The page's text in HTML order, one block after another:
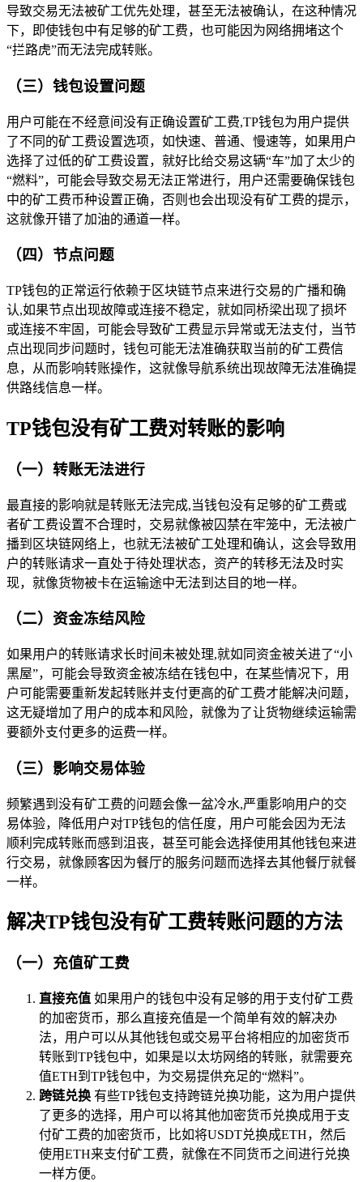
导致交易无法被矿工优先处理，甚至无法被确认，在这种情况
下，即使钱包中有足够的矿工费，也可能因为网络拥堵这个
“拦路虎”而无法完成转账。
（三）钱包设置问题
用户可能在不经意间没有正确设置矿工费,TP钱包为用户提供
了不同的矿工费设置选项，如快速、普通、慢速等，如果用户
选择了过低的矿工费设置，就好比给交易这辆“车”加了太少的
“燃料”，可能会导致交易无法正常进行，用户还需要确保钱包
中的矿工费币种设置正确，否则也会出现没有矿工费的提示，
这就像开错了加油的通道一样。
（四）节点问题
TP钱包的正常运行依赖于区块链节点来进行交易的广播和确
认,如果节点出现故障或连接不稳定，就如同桥梁出现了损坏
或连接不牢固，可能会导致矿工费显示异常或无法支付，当节
点出现同步问题时，钱包可能无法准确获取当前的矿工费信
息，从而影响转账操作，这就像导航系统出现故障无法准确提
供路线信息一样。
TP钱包没有矿工费对转账的影响
（一）转账无法进行
最直接的影响就是转账无法完成,当钱包没有足够的矿工费或
者矿工费设置不合理时，交易就像被囚禁在牢笼中，无法被广
播到区块链网络上，也就无法被矿工处理和确认，这会导致用
户的转账请求一直处于待处理状态，资产的转移无法及时实
现，就像货物被卡在运输途中无法到达目的地一样。
（二）资金冻结风险
如果用户的转账请求长时间未被处理,就如同资金被关进了“小
黑屋”，可能会导致资金被冻结在钱包中，在某些情况下，用
户可能需要重新发起转账并支付更高的矿工费才能解决问题，
这无疑增加了用户的成本和风险，就像为了让货物继续运输需
要额外支付更多的运费一样。
（三）影响交易体验
频繁遇到没有矿工费的问题会像一盆冷水,严重影响用户的交
易体验，降低用户对TP钱包的信任度，用户可能会因为无法
顺利完成转账而感到沮丧，甚至可能会选择使用其他钱包来进
行交易，就像顾客因为餐厅的服务问题而选择去其他餐厅就餐
一样。
解决TP钱包没有矿工费转账问题的方法
（一）充值矿工费
直接充值 如果用户的钱包中没有足够的用于支付矿工费
的加密货币，那么直接充值是一个简单有效的解决办
法，用户可以从其他钱包或交易平台将相应的加密货币
转账到TP钱包中，如果是以太坊网络的转账，就需要充
值ETH到TP钱包中，为交易提供充足的“燃料”。
跨链兑换 有些TP钱包支持跨链兑换功能，这为用户提供
了更多的选择，用户可以将其他加密货币兑换成用于支
付矿工费的加密货币，比如将USDT兑换成ETH，然后
使用ETH来支付矿工费，就像在不同货币之间进行兑换
一样方便。